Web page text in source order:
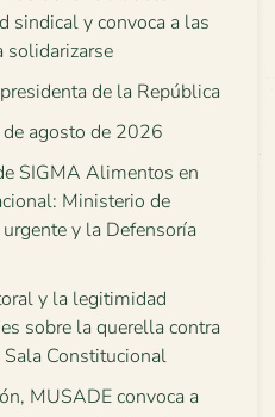
sindical y convoca a las
solidarizarse
de la República
agosto de 2026
SIGMA Alimentos en
Ministerio de
y la Defensoría
y la legitimidad
sobre la querella contra
Constitucional
MUSADE convoca a